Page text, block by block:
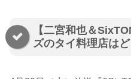
【二宮和也＆
ズのタイ料理店はど